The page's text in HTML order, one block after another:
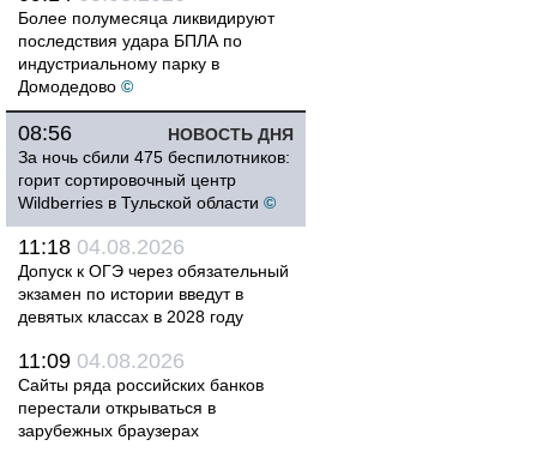
Более полумесяца ликвидируют
последствия удара БПЛА по
индустриальному парку в
Домодедово ©
НОВОСТЬ ДНЯ
08:56
За ночь сбили 475 беспилотников:
горит сортировочный центр
Wildberries в Тульской области ©
11:18 04.08.2026
Допуск к ОГЭ через обязательный
экзамен по истории введут в
девятых классах в 2028 году
11:09 04.08.2026
Сайты ряда российских банков
перестали открываться в
зарубежных браузерах